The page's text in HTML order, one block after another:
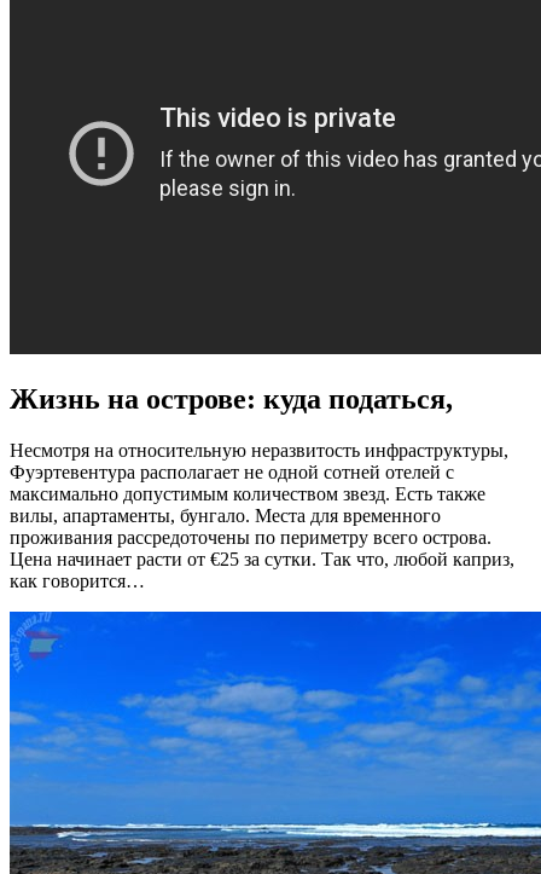
Жизнь на острове: куда податься,
Несмотря на относительную неразвитость инфраструктуры,
Фуэртевентура располагает не одной сотней отелей с
максимально допустимым количеством звезд. Есть также
вилы, апартаменты, бунгало. Места для временного
проживания рассредоточены по периметру всего острова.
Цена начинает расти от €25 за сутки. Так что, любой каприз,
как говорится…